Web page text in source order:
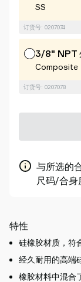
SS
订货号: 0207074
3/8" NPT
Composite
订货号: 0207078
与所选的
尺码/合身
特性
硅橡胶材质，符
经久耐用的高端
橡胶材料中混合